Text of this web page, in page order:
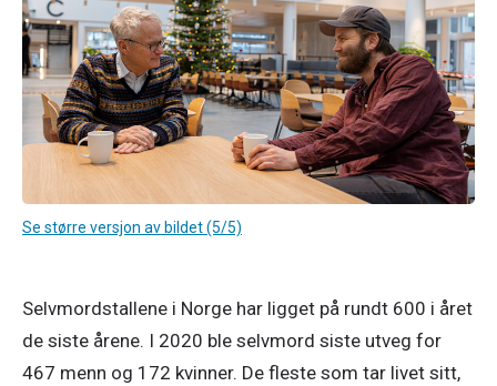
Se større versjon av bildet (5/5)
Selvmordstallene i Norge har ligget på rundt 600 i året
de siste årene. I 2020 ble selvmord siste utveg for
467 menn og 172 kvinner. De fleste som tar livet sitt,